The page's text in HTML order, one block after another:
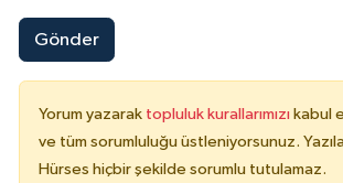
Gönder
Yorum yazarak topluluk kurallarımızı kabul
ve tüm sorumluluğu üstleniyorsunuz.
Hürses hiçbir şekilde sorumlu tutulamaz.